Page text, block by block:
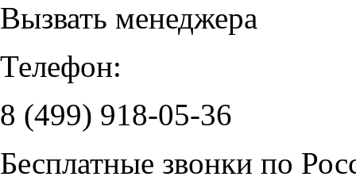
Вызвать менеджера
Телефон:
8 (499) 918-05-36
Бесплатные звонки по